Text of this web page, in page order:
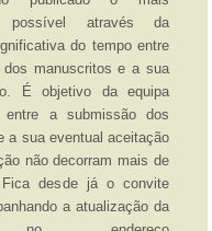
possível através da
do tempo entre
manuscritos e a sua
É objetivo da equipa
entre a submissão dos
a sua eventual aceitação
não decorram mais de
desde já o convite
a atualização da